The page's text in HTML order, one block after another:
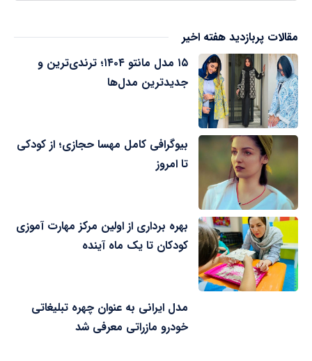
مقالات پربازدید هفته اخیر
۱۵ مدل مانتو ۱۴۰۴؛ ترندی‌ترین و
جدیدترین مدل‌ها
بیوگرافی کامل مهسا حجازی؛ از کودکی
تا امروز
بهره برداری از اولین مرکز مهارت آموزی
کودکان تا یک ماه آینده
مدل ایرانی به عنوان چهره تبلیغاتی
خودرو مازراتی معرفی شد